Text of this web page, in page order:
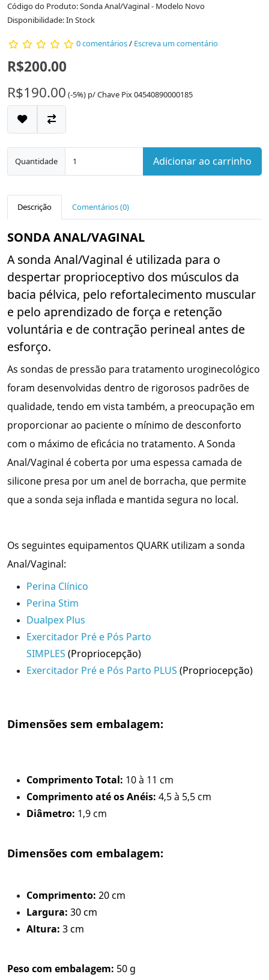
Código do Produto: Sonda Anal/Vaginal - Modelo Novo
Disponibilidade: In Stock
0 comentários/ Escreva um comentário
R$200.00
R$190.00 (-5%) p/Chave Pix 04540890000185
Quantidade Adicionar ao carrinho
Descrição Comentários (0)
SONDA ANAL/VAGINAL
A sonda Anal/Vaginal é utilizada para o
despertar proprioceptivo dos músculos da
bacia pélvica, pelo refortalecimento muscular
e pelo aprendizado de força e retenção
voluntária e de contração perineal antes de
esforço.
As sondas de pressão para tratamento uroginecológico
foram desenvolvidas dentro de rigorosos padrões de
qualidade, tendo em vista também, a preocupação em
proporcionar ao paciente o mínimo de desconforto
com o máximo de eficácia no tratamento. A Sonda
Anal/Vaginal é coberta por uma espessa camada de
silicone presa por um anel de borracha, que permite
que a sonda seja inflada e mantida segura no local.
Os seguintes equipamentos QUARK utilizam a sonda
Anal/Vaginal:
Perina Clínico
Perina Stim
Dualpex Plus
Exercitador Pré e Pós Parto
SIMPLES (Propriocepção)
Exercitador Pré e Pós Parto PLUS (Propriocepção)
Dimensões sem embalagem:
Comprimento Total: 10 à 11 cm
Comprimento até os Anéis: 4,5 à 5,5 cm
Diâmetro: 1,9 cm
Dimensões com embalagem:
Comprimento: 20 cm
Largura: 30 cm
Altura: 3 cm
Peso com embalagem: 50 g